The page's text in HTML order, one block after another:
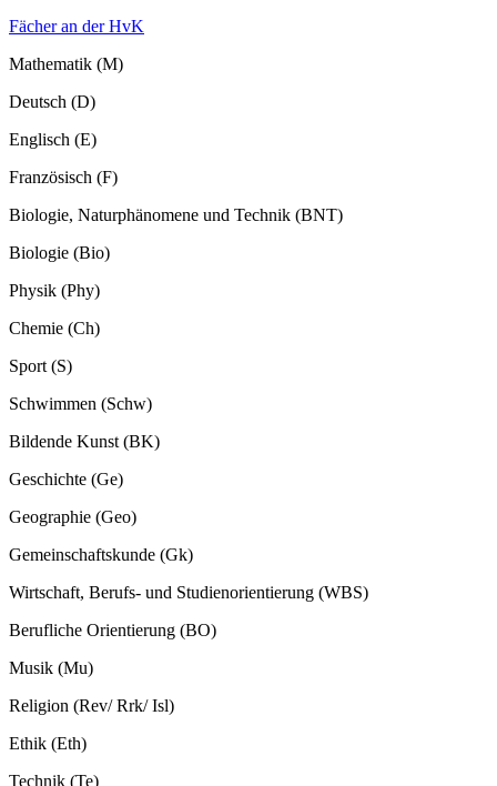
Fächer an der HvK
Mathematik (M)
Deutsch (D)
Englisch (E)
Französisch (F)
Biologie, Naturphänomene und Technik (BNT)
Biologie (Bio)
Physik (Phy)
Chemie (Ch)
Sport (S)
Schwimmen (Schw)
Bildende Kunst (BK)
Geschichte (Ge)
Geographie (Geo)
Gemeinschaftskunde (Gk)
Wirtschaft, Berufs- und Studienorientierung (WBS)
Berufliche Orientierung (BO)
Musik (Mu)
Religion (Rev/ Rrk/ Isl)
Ethik (Eth)
Technik (Te)